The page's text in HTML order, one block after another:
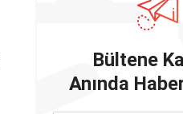
Bültene
Anında